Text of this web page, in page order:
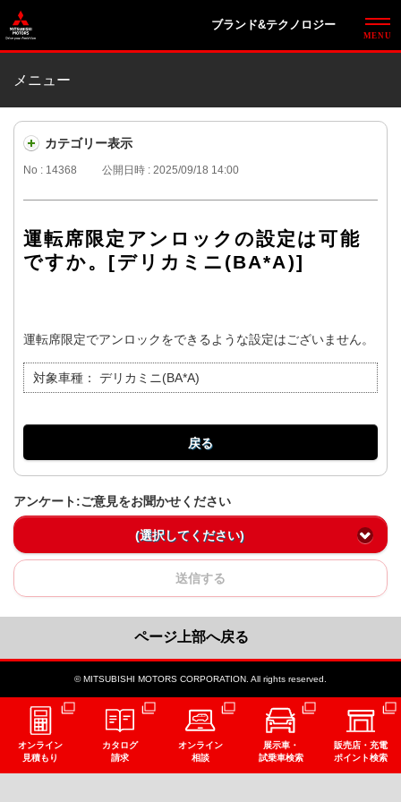
ブランド&テクノロジー
メニュー
カテゴリー表示
No : 14368 公開日時 : 2025/09/18 14:00
運転席限定アンロックの設定は可能
ですか。[デリカミニ(BA*A)]
運転席限定でアンロックをできるような設定はございません。
対象車種： デリカミニ(BA*A)
戻る
アンケート:ご意見をお聞かせください
(選択してください)
送信する
ページ上部へ戻る
© MITSUBISHI MOTORS CORPORATION. All rights reserved.
オンライン
見積もり
カタログ
請求
オンライン
相談
展示車・
試乗車検索
販売店・充電
ポイント検索